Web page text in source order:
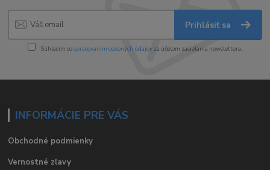
Prihlásiť sa
Súhlasím sospracovaním osobných údajov za účelom zasielania newslettera.
INFORMÁCIE PRE VÁS
Obchodné podmienky
Vernostné zľavy